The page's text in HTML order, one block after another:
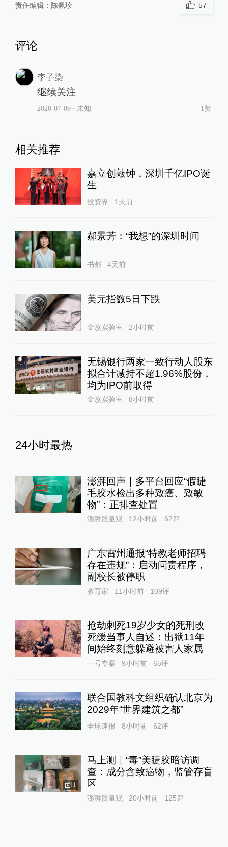
责任编辑： 陈佩珍 57
评论
李子染
继续关注
2020-07-09∙ 未知 1赞
相关推荐
嘉立创敲钟，深圳千亿IPO诞
生
投资界 1天前
郝景芳：“我想”的深圳时间
书都 4天前
美元指数5日下跌
金改实验室 2小时前
无锡银行两家一致行动人股东
拟合计减持不超1.96%股份，
均为IPO前取得
金改实验室 8小时前
24小时最热
澎湃回声｜多平台回应“假睫
毛胶水检出多种致癌、致敏
物”：正排查处置
澎湃质量观 12小时前 62评
广东雷州通报“特教老师招聘
存在违规”：启动问责程序，
副校长被停职
教育家 11小时前 109评
抢劫刺死19岁少女的死刑改
死缓当事人自述：出狱11年
间始终刻意躲避被害人家属
一号专案 9小时前 65评
联合国教科文组织确认北京为
2029年“世界建筑之都”
全球速报 8小时前 62评
1
马上测｜“毒”美睫胶暗访调
查：成分含致癌物，监管存盲
区
澎湃质量观 20小时前 125评